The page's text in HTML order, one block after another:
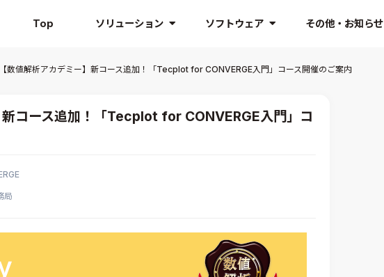
Top ソリューション ソフトウェア その他・お知らせ
【数値解析アカデミー】新コース追加！「Tecplot for CONVERGE入門」コース開催のご案内
新コース追加！「Tecplot for CONVERGE入門」コ
局